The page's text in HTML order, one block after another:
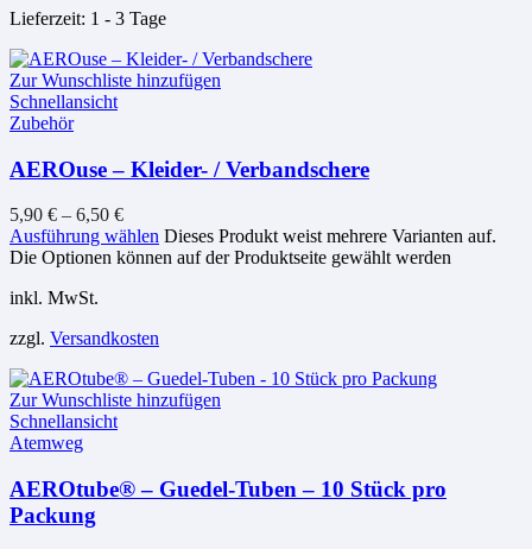
Lieferzeit: 1 - 3 Tage
Zur Wunschliste hinzufügen
Schnellansicht
Zubehör
AEROuse – Kleider- / Verbandschere
5,90 € – 6,50 €
Ausführung wählen Dieses Produkt weist mehrere Varianten auf.
Die Optionen können auf der Produktseite gewählt werden
inkl. MwSt.
zzgl. Versandkosten
Zur Wunschliste hinzufügen
Schnellansicht
Atemweg
AEROtube® – Guedel-Tuben – 10 Stück pro
Packung